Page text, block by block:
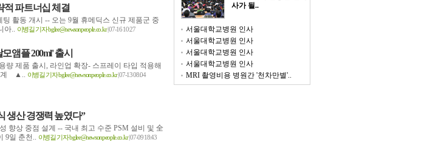
적 파트너십 체결
활동 개시 -- 오는 9월 휴메딕스 신규 제품군 중
아.. 이병길 기자 bglee@newsonpeople.co.kr| 07-16 10:27
앰플 200ml' 출시
량 제품 출시, 라인업 확장- 스프레이 타입 적용해
계 ▲.. 이병길 기자 bglee@newsonpeople.co.kr| 07-13 08:04
생산 경쟁력 높였다”
향상 중점 설계 -- 국내 최고 수준 PSM 설비 및 全
9일 춘천.. 이병길 기자 bglee@newsonpeople.co.kr| 07-09 18:43
사가 될..
서울대학교병원 인사
서울대학교병원 인사
서울대학교병원 인사
서울대학교병원 인사
MRI 촬영비용 병원간 '천차만별'..